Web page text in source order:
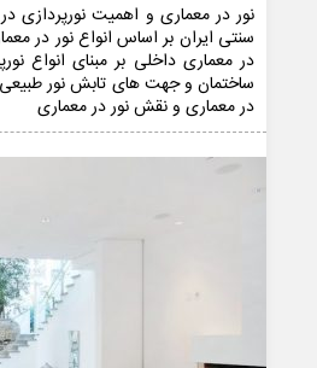
نور در معماری و اهمیت نورپردازی
سنتی ایران بر اساس انواع نور در
در معماری داخلی بر مبنای انواع
ساختمان و جهت های تابش نور طبیعی
در معماری و نقش نور در معماری